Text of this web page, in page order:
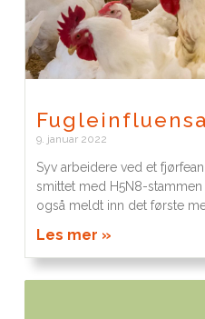
Fugleinfluensa
9. januar 2022
Syv arbeidere ved et
smittet med H5N8-
også meldt inn det første
Les mer »